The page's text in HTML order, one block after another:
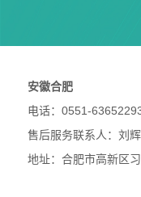
安徽合肥
电话：0551-
售后服务联系人：刘
地址：合肥市高新区